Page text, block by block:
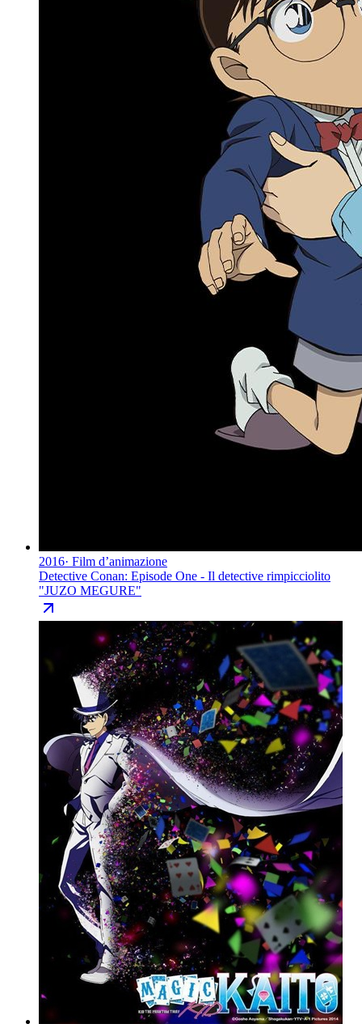
2016· Film d’animazione
Detective Conan: Episode One - Il detective rimpicciolito
"JUZO MEGURE"